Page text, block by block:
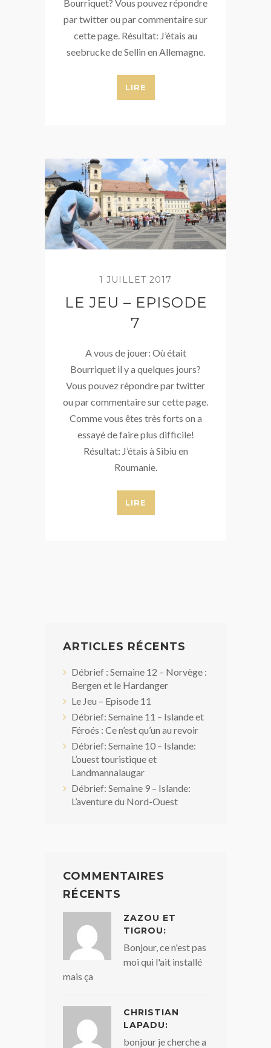
Bourriquet? Vous pouvez répondre
par twitter ou par commentaire sur
cette page. Résultat: J’étais au
seebrucke de Sellin en Allemagne.
LIRE
1 JUILLET 2017
LE JEU – EPISODE
7
A vous de jouer: Où était
Bourriquet il y a quelques jours?
Vous pouvez répondre par twitter
ou par commentaire sur cette page.
Comme vous êtes très forts on a
essayé de faire plus difficile!
Résultat: J’étais à Sibiu en
Roumanie.
LIRE
ARTICLES RÉCENTS
Débrief : Semaine 12 – Norvège :
Bergen et le Hardanger
Le Jeu – Episode 11
Débrief: Semaine 11 – Islande et
Féroés : Ce n’est qu’un au revoir
Débrief: Semaine 10 – Islande:
L’ouest touristique et
Landmannalaugar
Débrief: Semaine 9 – Islande:
L’aventure du Nord-Ouest
COMMENTAIRES
RÉCENTS
ZAZOU ET
TIGROU:
Bonjour, ce n'est pas
moi qui l'ait installé
mais ça
CHRISTIAN
LAPADU:
bonjour je cherche a